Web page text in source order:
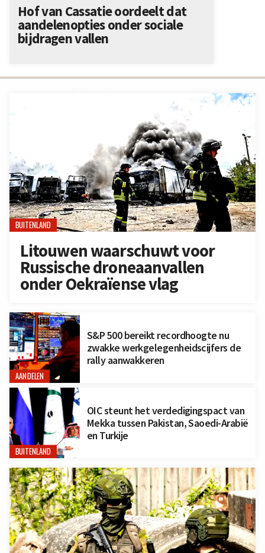
BUITENLAND
Litouwen waarschuwt voor
Russische droneaanvallen
onder Oekraïense vlag
AANDELEN
S&P 500 bereikt recordhoogte nu
zwakke werkgelegenheidscijfers de
rally aanwakkeren
BUITENLAND
OIC steunt het verdedigingspact van
Mekka tussen Pakistan, Saoedi-Arabië
en Turkije
Hof van Cassatie oordeelt dat
aandelenopties onder sociale
bijdragen vallen